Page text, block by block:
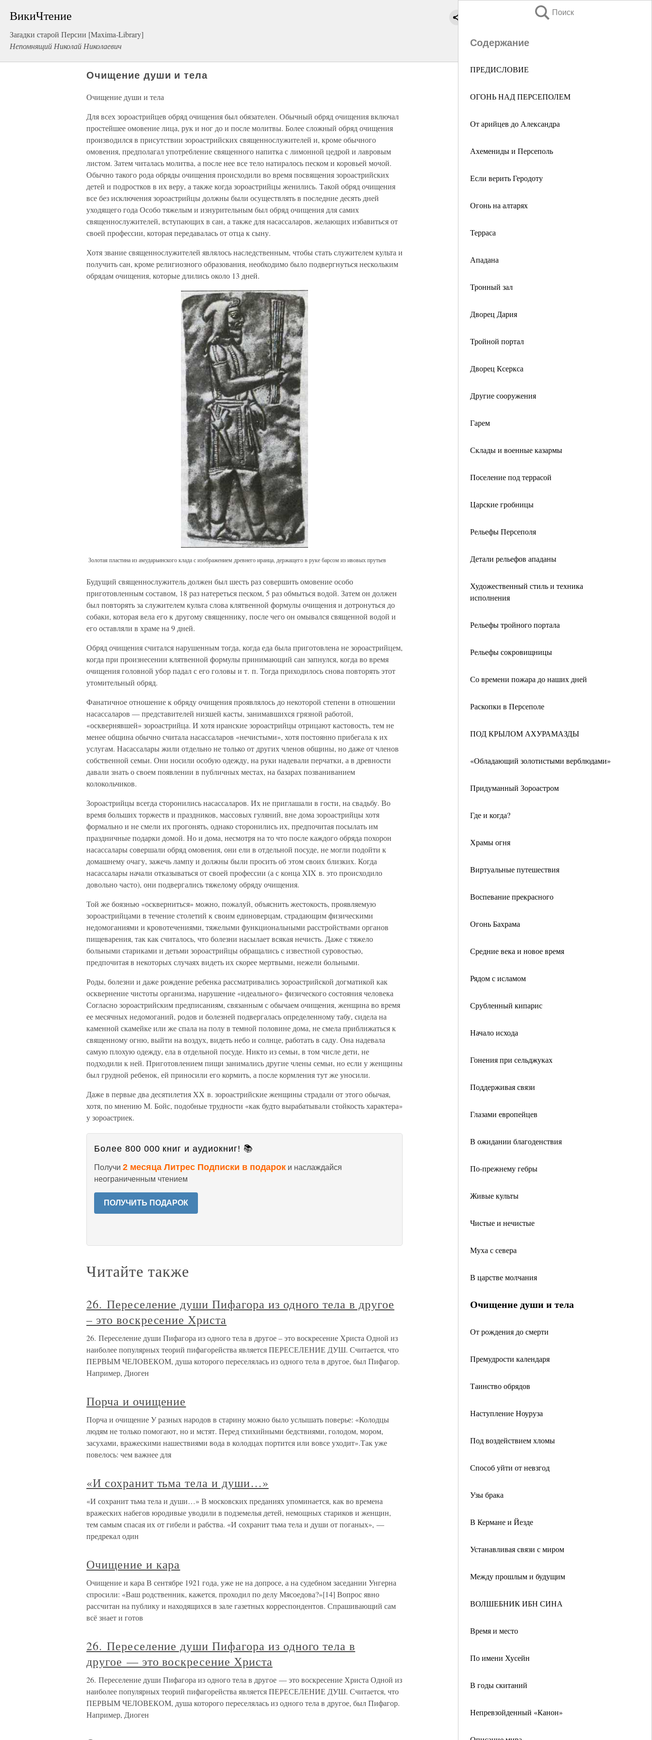
ВикиЧтение
Заrадки старой Персии [Maxima-Library]
Непомнящий Николай Николаевич
Поиск
Содержание
ПРЕДИСЛОВИЕ
ОГОНЬ НАД ПЕРСЕПОЛЕМ
От арийцев до Александра
Ахемениды и Персеполь
Если верить Геродоту
Огонь на алтарях
Терраса
Ападана
Тронный зал
Дворец Дария
Тройной портал
Дворец Ксеркса
Другие сооружения
Гарем
Склады и военные казармы
Поселение под террасой
Царские гробницы
Рельефы Персеполя
Детали рельефов ападаны
Художественный стиль и техника
исполнения
Рельефы тройного портала
Рельефы сокровищницы
Со времени пожара до наших дней
Раскопки в Персеполе
ПОД КРЫЛОМ АХУРАМАЗДЫ
«Обладающий золотистыми верблюдами»
Придуманный Зороастром
Где и когда?
Храмы огня
Виртуальные путешествия
Воспевание прекрасного
Огонь Бахрама
Средние века и новое время
Рядом с исламом
Срубленный кипарис
Начало исхода
Гонения при сельджуках
Поддерживая связи
Глазами европейцев
В ожидании благоденствия
По-прежнему гебры
Живые культы
Чистые и нечистые
Муха с севера
В царстве молчания
Очищение души и тела
От рождения до смерти
Премудрости календаря
Таинство обрядов
Наступление Ноуруза
Под воздействием хломы
Способ уйти от невзгод
Узы брака
В Кермане и Йезде
Устанавливая связи с миром
Между прошлым и будущим
ВОЛШЕБНИК ИБН СИНА
Время и место
По имени Хусейн
В годы скитаний
Непревзойденный «Канон»
Очищение души и тела
Очищение души и тела
Для всех зороастрийцев обряд очищения был обязателен. Обычный обряд очищения включал
простейшее омовение лица, рук и ног до и после молитвы. Более сложный обряд очищения
производился в присутствии зороастрийских священнослужителей и, кроме обычного
омовения, предполагал употребление священного напитка с лимонной цедрой и лавровым
листом. Затем читалась молитва, а после нее все тело натиралось песком и коровьей мочой.
Обычно такого рода обряды очищения происходили во время посвящения зороастрийских
детей и подростков в их веру, а также когда зороастрийцы женились. Такой обряд очищения
все без исключения зороастрийцы должны были осуществлять в последние десять дней
уходящего года Особо тяжелым и изнурительным был обряд очищения для самих
священнослужителей, вступающих в сан, а также для насассаларов, желающих избавиться от
своей профессии, которая передавалась от отца к сыну.
Хотя звание священнослужителей являлось наследственным, чтобы стать служителем культа и
получить сан, кроме религиозного образования, необходимо было подвергнуться нескольким
обрядам очищения, которые длились около 13 дней.
Золотая пластина из амударьинского клада с изображением древнего иранца, держащего в руке барсом из ивовых прутьев
Будущий священнослужитель должен был шесть раз совершить омовение особо
приготовленным составом, 18 раз натереться песком, 5 раз обмыться водой. Затем он должен
был повторять за служителем культа слова клятвенной формулы очищения и дотронуться до
собаки, которая вела его к другому священнику, после чего он омывался священной водой и
его оставляли в храме на 9 дней.
Обряд очищения считался нарушенным тогда, когда еда была приготовлена не зороастрийцем,
когда при произнесении клятвенной формулы принимающий сан запнулся, когда во время
очищения головной убор падал с его головы и т. п. Тогда приходилось снова повторять этот
утомительный обряд.
Фанатичное отношение к обряду очищения проявлялось до некоторой степени в отношении
насассаларов — представителей низшей касты, занимавшихся грязной работой,
«осквернявшей» зороастрийца. И хотя иранские зороастрийцы отрицают кастовость, тем не
менее община обычно считала насассаларов «нечистыми», хотя постоянно прибегала к их
услугам. Насассалары жили отдельно не только от других членов общины, но даже от членов
собственной семьи. Они носили особую одежду, на руки надевали перчатки, а в древности
давали знать о своем появлении в публичных местах, на базарах позваниванием
колокольчиков.
Зороастрийцы всегда сторонились насассаларов. Их не приглашали в гости, на свадьбу. Во
время больших торжеств и праздников, массовых гуляний, вне дома зороастрийцы хотя
формально и не смели их прогонять, однако сторонились их, предпочитая посылать им
праздничные подарки домой. Но и дома, несмотря на то что после каждого обряда похорон
насассалары совершали обряд омовения, они ели в отдельной посуде, не могли подойти к
домашнему очагу, зажечь лампу и должны были просить об этом своих близких. Когда
насассалары начали отказываться от своей профессии (а с конца XIX в. это происходило
довольно часто), они подвергались тяжелому обряду очищения.
Той же боязнью «оскверниться» можно, пожалуй, объяснить жестокость, проявляемую
зороастрийцами в течение столетий к своим единоверцам, страдающим физическими
недомоганиями и кровотечениями, тяжелыми функциональными расстройствами органов
пищеварения, так как считалось, что болезни насылает всякая нечисть. Даже с тяжело
больными стариками и детьми зороастрийцы обращались с известной суровостью,
предпочитая в некоторых случаях видеть их скорее мертвыми, нежели больными.
Роды, болезни и даже рождение ребенка рассматривались зороастрийской догматикой как
осквернение чистоты организма, нарушение «идеального» физического состояния человека
Согласно зороастрийским предписаниям, связанным с обычаем очищения, женщина во время
ее месячных недомоганий, родов и болезней подвергалась определенному табу, сидела на
каменной скамейке или же спала на полу в темной половине дома, не смела приближаться к
священному огню, выйти на воздух, видеть небо и солнце, работать в саду. Она надевала
самую плохую одежду, ела в отдельной посуде. Никто из семьи, в том числе дети, не
подходили к ней. Приготовлением пищи занимались другие члены семьи, но если у женщины
был грудной ребенок, ей приносили его кормить, а после кормления тут же уносили.
Даже в первые два десятилетия XX в. зороастрийские женщины страдали от этого обычая,
хотя, по мнению М. Бойс, подобные трудности «как будто вырабатывали стойкость характера»
у зороастриек.
Более 800 000 книг и аудиокниг! 📚
Получи 2 месяца Литрес Подписки в подарок и наслаждайся
неограниченным чтением
ПОЛУЧИТЬ ПОДАРОК
Читайте также
26. Переселение души Пифагора из одного тела в другое
– это воскресение Христа
26. Переселение души Пифагора из одного тела в другое – это воскресение Христа Одной из
наиболее популярных теорий пифагорейства является ПЕРЕСЕЛЕНИЕ ДУШ. Считается, что
ПЕРВЫМ ЧЕЛОВЕКОМ, душа которого переселялась из одного тела в другое, был Пифагор.
Например, Диоген
Порча и очищение
Порча и очищение У разных народов в старину можно было услышать поверье: «Колодцы
людям не только помогают, но и мстят. Перед стихийными бедствиями, голодом, мором,
засухами, вражескими нашествиями вода в колодцах портится или вовсе уходит».Так уже
повелось: чем важнее для
«И сохранит тьма тела и души…»
«И сохранит тьма тела и души…» В московских преданиях упоминается, как во времена
вражеских набегов юродивые уводили в подземелья детей, немощных стариков и женщин,
тем самым спасая их от гибели и рабства. «И сохранит тьма тела и души от поганых», —
предрекал один
Очищение и кара
Очищение и кара В сентябре 1921 года, уже не на допросе, а на судебном заседании Унгерна
спросили: «Ваш родственник, кажется, проходил по делу Мясоедова?»[14] Вопрос явно
рассчитан на публику и находящихся в зале газетных корреспондентов. Спрашивающий сам
всё знает и готов
26. Переселение души Пифагора из одного тела в
другое — это воскресение Христа
26. Переселение души Пифагора из одного тела в другое — это воскресение Христа Одной из
наиболее популярных теорий пифагорейства является ПЕРЕСЕЛЕНИЕ ДУШ. Считается, что
ПЕРВЫМ ЧЕЛОВЕКОМ, душа которого переселялась из одного тела в другое, был Пифагор.
Например, Диоген